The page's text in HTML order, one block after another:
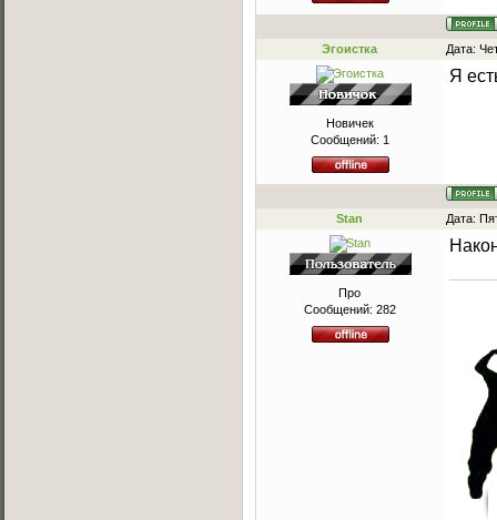
Эгоистка Дата:
Новичек
Сообщений: 1
Я
Stan Дата:
Про
Сообщений: 282